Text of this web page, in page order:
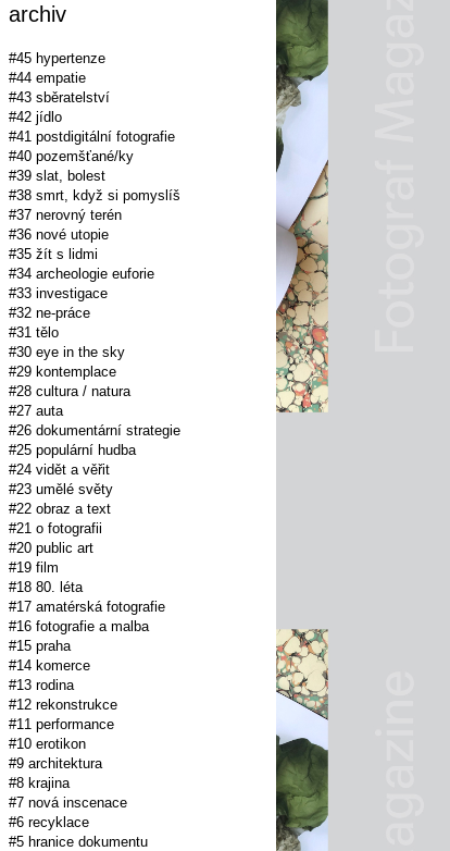
archiv
#45 hypertenze
#44 empatie
#43 sběratelství
#42 jídlo
#41 postdigitální fotografie
#40 pozemšťané/ky
#39 slat, bolest
#38 smrt, když si pomyslíš
#37 nerovný terén
#36 nové utopie
#35 žít s lidmi
#34 archeologie euforie
#33 investigace
#32 ne-práce
#31 tělo
#30 eye in the sky
#29 kontemplace
#28 cultura / natura
#27 auta
#26 dokumentární strategie
#25 populární hudba
#24 vidět a věřit
#23 umělé světy
#22 obraz a text
#21 o fotografii
#20 public art
#19 film
#18 80. léta
#17 amatérská fotografie
#16 fotografie a malba
#15 praha
#14 komerce
#13 rodina
#12 rekonstrukce
#11 performance
#10 erotikon
#9 architektura
#8 krajina
#7 nová inscenace
#6 recyklace
#5 hranice dokumentu